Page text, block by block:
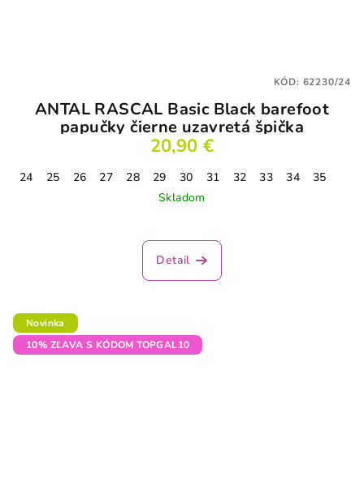
ANTAL RASCAL Basic Black barefoot
papučky čierne uzavretá špička
20,90 €
24 25 26 27 28 29 30 31 32 33 34
35
Skladom
Detail
KÓD: 62230/24
Novinka
10% ZĽAVA S KÓDOM TOPGAL10